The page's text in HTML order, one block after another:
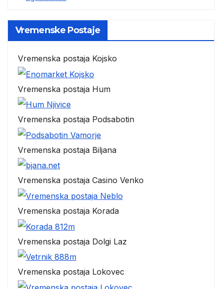
Vremenske Postaje
Vremenska postaja Kojsko
Vremenska postaja Hum
Vremenska postaja Podsabotin
Vremenska postaja Biljana
Vremenska postaja Casino Venko
Vremenska postaja Korada
Vremenska postaja Dolgi Laz
Vremenska postaja Lokovec